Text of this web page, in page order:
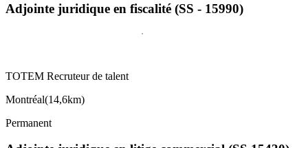
Adjointe juridique en fiscalité (SS - 15990)
TOTEM Recruteur de talent
Montréal(14,6km)
Permanent